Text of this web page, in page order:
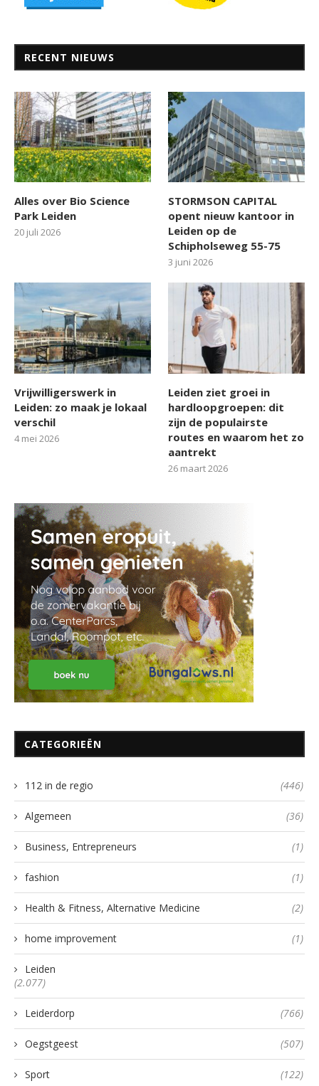
RECENT NIEUWS
Alles over Bio Science
Park Leiden
20 juli 2026
STORMSON CAPITAL
opent nieuw kantoor in
Leiden op de
Schipholseweg 55-75
3 juni 2026
Vrijwilligerswerk in
Leiden: zo maak je lokaal
verschil
4 mei 2026
Leiden ziet groei in
hardloopgroepen: dit
zijn de populairste
routes en waarom het zo
aantrekt
26 maart 2026
CATEGORIEËN
112 in de regio (446)
Algemeen (36)
Business, Entrepreneurs (1)
fashion (1)
Health & Fitness, Alternative Medicine (2)
home improvement (1)
Leiden
(2.077)
Leiderdorp (766)
Oegstgeest (507)
Sport (122)